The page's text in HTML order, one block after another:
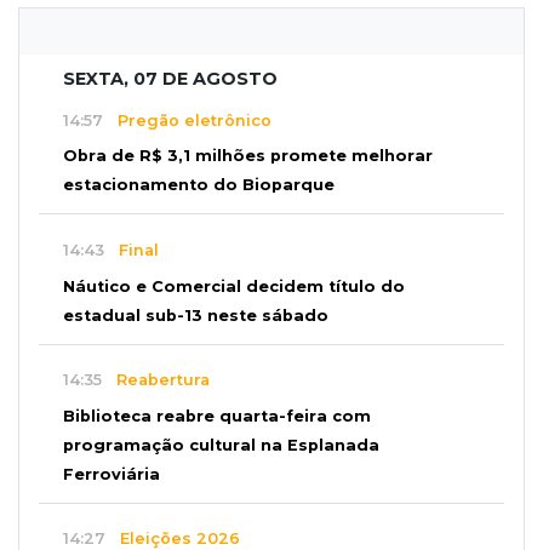
SEXTA, 07 DE AGOSTO
14:57 Pregão eletrônico
Obra de R$ 3,1 milhões promete melhorar
estacionamento do Bioparque
14:43 Final
Náutico e Comercial decidem título do
estadual sub-13 neste sábado
14:35 Reabertura
Biblioteca reabre quarta-feira com
programação cultural na Esplanada
Ferroviária
14:27 Eleições 2026